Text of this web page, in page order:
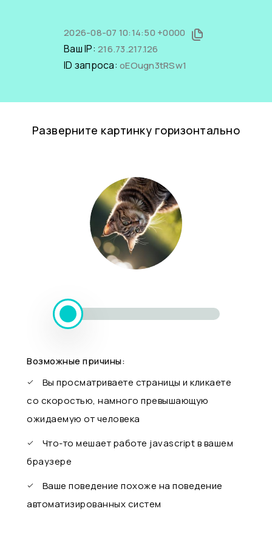
2026-08-07 10:14:50 +0000
Ваш IP: 216.73.217.126
ID запроса: oEOugn3tRSw1
Разверните картинку горизонтально
Возможные причины:
Вы просматриваете страницы и кликаете
со скоростью, намного превышающую
ожидаемую от человека
Что-то мешает работе javascript в вашем
браузере
Ваше поведение похоже на поведение
автоматизированных систем